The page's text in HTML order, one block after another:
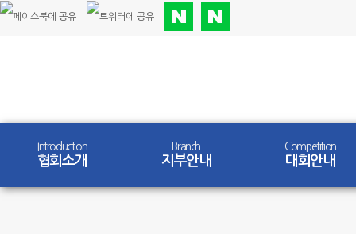
Introduction
협회소개
Branch
지부안내
Competition
대회안내